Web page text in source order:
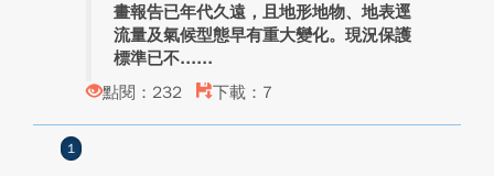
畫報告已年代久遠，且地形地物、地表逕
流量及氣候型態早有重大變化。現況保護
標準已不...
點閱：232
下載：7
1